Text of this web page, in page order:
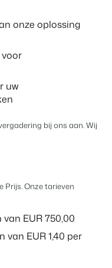
het Booking
voor
voor Concerns &
onze oplossing
uw
bij ons aan. Wij
Prijs. Onze tarieven
EUR 750,00
EUR 1,40 per